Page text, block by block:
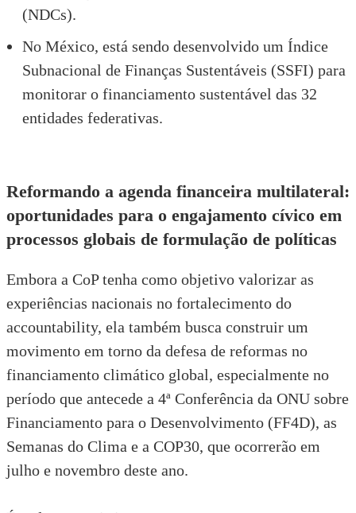
(NDCs).
No México, está sendo desenvolvido um Índice
Subnacional de Finanças Sustentáveis (SSFI) para
monitorar o financiamento sustentável das 32
entidades federativas.
Reformando a agenda financeira multilateral:
oportunidades para o engajamento cívico em
processos globais de formulação de políticas
Embora a CoP tenha como objetivo valorizar as
experiências nacionais no fortalecimento do
accountability, ela também busca construir um
movimento em torno da defesa de reformas no
financiamento climático global, especialmente no
período que antecede a 4ª Conferência da ONU sobre
Financiamento para o Desenvolvimento (FF4D), as
Semanas do Clima e a COP30, que ocorrerão em
julho e novembro deste ano.